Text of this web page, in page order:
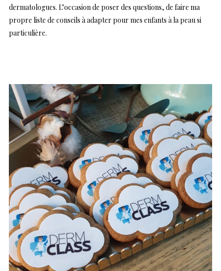
dermatologues. L’occasion de poser des questions, de faire ma
propre liste de conseils à adapter pour mes enfants à la peau si
particulière.